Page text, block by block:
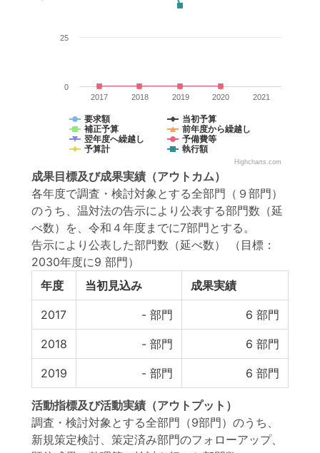
要求額
当初予算
補正予算
前年度から繰越し
翌年度へ繰越し
予備費等
予算計
執行額
2017 2018 2019 2020 2021
0
25
Highcharts.com
成果目標及び成果実績 （アウトカム）
各年度で調査・検討対象とする全部門（９部門）
のうち、温対法の告示により公表する部門数（延
べ数）を、令和４年度までに7部門とする。
告示により公表した部門数（延べ数）
（目標：
2030年度に9 部門）
年度
当初見込み 成果実績
2017 - 部門 6 部門
2018 - 部門 6 部門
2019 - 部門 6 部門
活動指標及び活動実績 （アウトプット）
調査・検討対象とする全部門（9部門）のうち、
新規策定検討、策定済み部門のフォローアップ、